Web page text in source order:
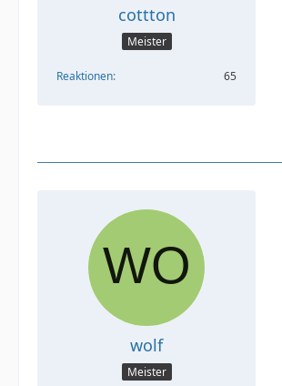
cottton
Meister
Reaktionen 65
wolf
Meister